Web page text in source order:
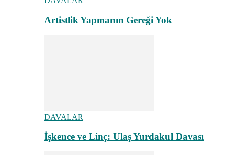
Artistlik Yapmanın Gereği Yok
DAVALAR
İşkence ve Linç: Ulaş Yurdakul Davası